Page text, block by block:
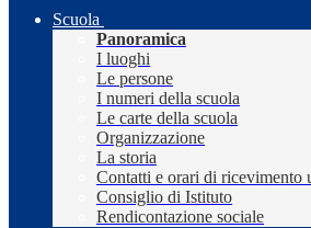
Scuola
Panoramica
I luoghi
Le persone
I numeri della scuola
Le carte della scuola
Organizzazione
La storia
Contatti e orari di ricevimento
Consiglio di Istituto
Rendicontazione sociale